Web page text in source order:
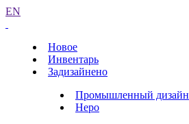
EN
Новое
Инвентарь
Задизайнено
Промышленный дизайн
Неро